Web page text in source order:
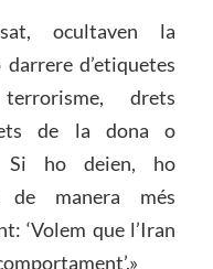
ocultaven la
d’etiquetes
drets
de la dona o
Si ho deien, ho
de manera més
‘Volem que l’Iran